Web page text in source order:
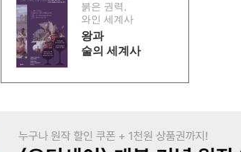
붉은 권력,
와인 세계사
왕과
술의 세계사